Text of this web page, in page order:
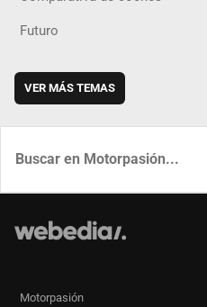
Futuro
VER MÁS TEMAS
Motorpasión